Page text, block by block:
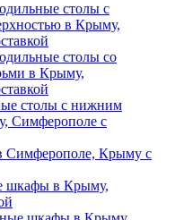
столы с
в Крыму,
столы со
в Крыму,
столы с нижним
Симферополе с
Симферополе, Крыму с
шкафы в Крыму,